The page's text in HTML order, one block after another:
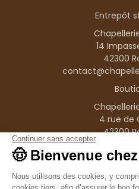
Entrepôt
14
42300
4 rue de
42300